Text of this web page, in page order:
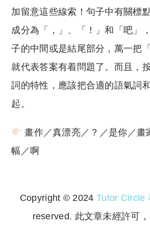
加留意這些線索！句子中有關標
成分為「，」、「！」和「吧」
子的中間或是結尾部分，萬一把
就代表答案有着問題了。而且，
詞的特性，應該把合適的語氣詞
起。
畫作／真漂亮／？／是你／畫
幅／啊
Copyright © 2024 Tutor Circle
reserved. 此文章未經許可，